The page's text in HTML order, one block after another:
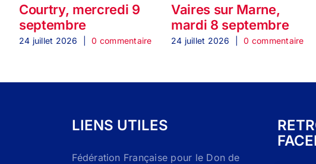
Courtry, mercredi 9
septembre
24 juillet 2026 0 commentaire
Vaires sur Marne,
mardi 8 septembre
24 juillet 2026 0 commentaire
LIENS UTILES
Fédération Française pour le Don de